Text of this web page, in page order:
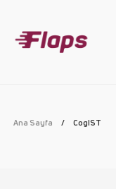
Ana Sayfa CogIST